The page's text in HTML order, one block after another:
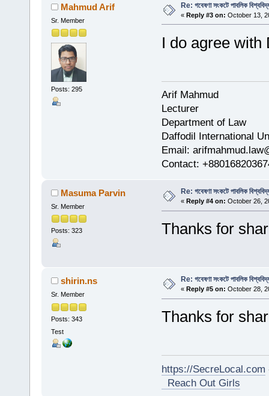
Mahmud Arif
Sr. Member
Posts: 295
Re: গবেষণা সংকটে পাবলিক
« Reply #3 on: October 13,
I do agree with
Arif Mahmud
Lecturer
Department of Law
Daffodil International
Email:
Contact:
Masuma Parvin
Sr. Member
Posts: 323
Re: গবেষণা সংকটে পাবলিক
« Reply #4 on: October 26,
Thanks for
shirin.ns
Sr. Member
Posts: 343
Test
Re: গবেষণা সংকটে পাবলিক
« Reply #5 on: October 28,
Thanks for
https://SecreLocal.com
Reach Out Girls